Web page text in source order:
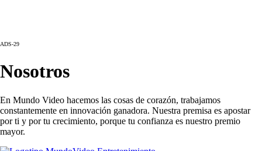
ADS-29
Nosotros
En Mundo Video hacemos las cosas de corazón, trabajamos
constantemente en innovación ganadora. Nuestra premisa es apostar
por ti y por tu crecimiento, porque tu confianza es nuestro premio
mayor.